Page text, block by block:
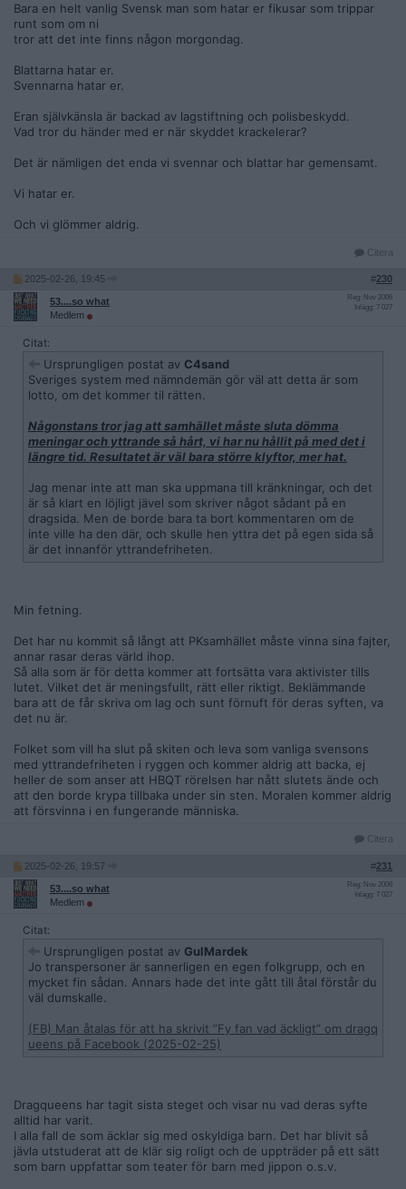
Bara en helt vanlig Svensk man som hatar er fikusar som trippar
runt som om ni
tror att det inte finns någon morgondag.
Blattarna hatar er.
Svennarna hatar er.
Eran självkänsla är backad av lagstiftning och polisbeskydd.
Vad tror du händer med er när skyddet krackelerar?
Det är nämligen det enda vi svennar och blattar har gemensamt.
Vi hatar er.
Och vi glömmer aldrig.
Citera
2025-02-26, 19:45 #230
53....so what
Medlem
Reg: Nov 2006
Inlägg: 7 027
Citat:
Ursprungligen postat av C4sand
Sveriges system med nämndemän gör väl att detta är som
lotto, om det kommer til rätten.
Någonstans tror jag att samhället måste sluta dömma
meningar och yttrande så hårt, vi har nu hållit på med det i
längre tid. Resultatet är väl bara större klyftor, mer hat.
Jag menar inte att man ska uppmana till kränkningar, och det
är så klart en löjligt jävel som skriver något sådant på en
dragsida. Men de borde bara ta bort kommentaren om de
inte ville ha den där, och skulle hen yttra det på egen sida så
är det innanför yttrandefriheten.
Min fetning.
Det har nu kommit så långt att PKsamhället måste vinna sina fajter,
annar rasar deras värld ihop.
Så alla som är för detta kommer att fortsätta vara aktivister tills
lutet. Vilket det är meningsfullt, rätt eller riktigt. Beklämmande
bara att de får skriva om lag och sunt förnuft för deras syften, va
det nu är.
Folket som vill ha slut på skiten och leva som vanliga svensons
med yttrandefriheten i ryggen och kommer aldrig att backa, ej
heller de som anser att HBQT rörelsen har nått slutets ände och
att den borde krypa tillbaka under sin sten. Moralen kommer aldrig
att försvinna i en fungerande människa.
Citera
2025-02-26, 19:57 #231
53....so what
Medlem
Reg: Nov 2006
Inlägg: 7 027
Citat:
Ursprungligen postat av GulMardek
Jo transpersoner är sannerligen en egen folkgrupp, och en
mycket fin sådan. Annars hade det inte gått till åtal förstår du
väl dumskalle.
(FB) Man åtalas för att ha skrivit ”Fy fan vad äckligt” om dragq
ueens på Facebook (2025-02-25)
Dragqueens har tagit sista steget och visar nu vad deras syfte
alltid har varit.
I alla fall de som äcklar sig med oskyldiga barn. Det har blivit så
jävla utstuderat att de klär sig roligt och de uppträder på ett sätt
som barn uppfattar som teater för barn med jippon o.s.v.